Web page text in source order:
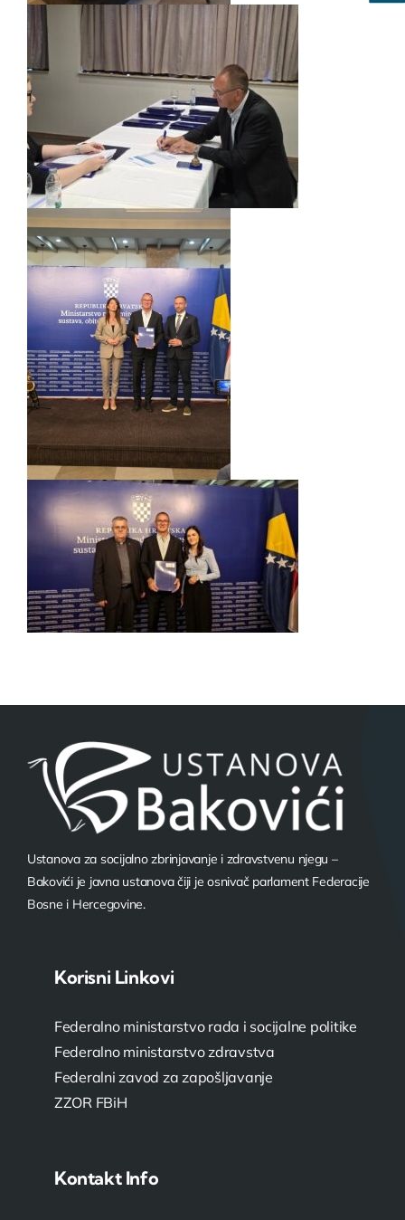
Ustanova za socijalno zbrinjavanje i zdravstvenu njegu –
Bakovići je javna ustanova čiji je osnivač parlament Federacije
Bosne i Hercegovine.
Korisni Linkovi
Federalno ministarstvo rada i socijalne politike
Federalno ministarstvo zdravstva
Federalni zavod za zapošljavanje
ZZOR FBiH
Kontakt Info